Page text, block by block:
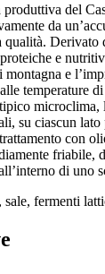
del
da
qualità.
e
e
temperature
su ciascun
con
di
fermenti